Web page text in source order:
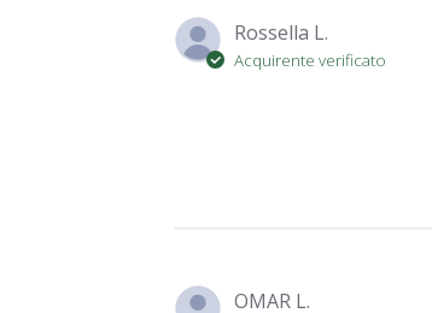
Rossella L.
Acquirente verificato
OMAR L.